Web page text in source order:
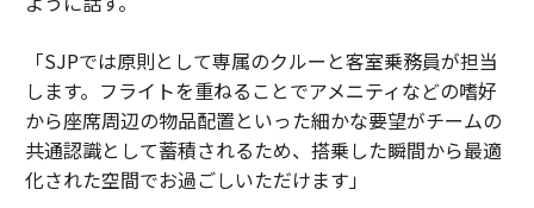
「SJPでは原則として専属のクルーと客室乗務員が担当
します。フライトを重ねることでアメニティなどの嗜好
から座席周辺の物品配置といった細かな要望がチームの
共通認識として蓄積されるため、搭乗した瞬間から最適
化された空間でお過ごしいただけます」